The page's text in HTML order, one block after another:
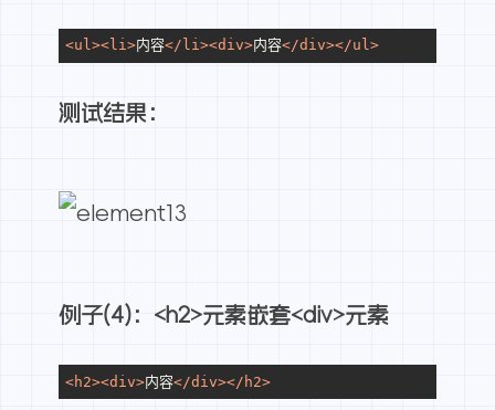
<ul>< li>内容</ li><div>内容</div></ul>
测试结果：
例子(4)：<h2>元素嵌套<div>元素
<h2><div>内容</div></ h2>